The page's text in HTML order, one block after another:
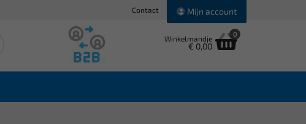
Contact Mijn account
Winkelmandje
€ 0,00
0